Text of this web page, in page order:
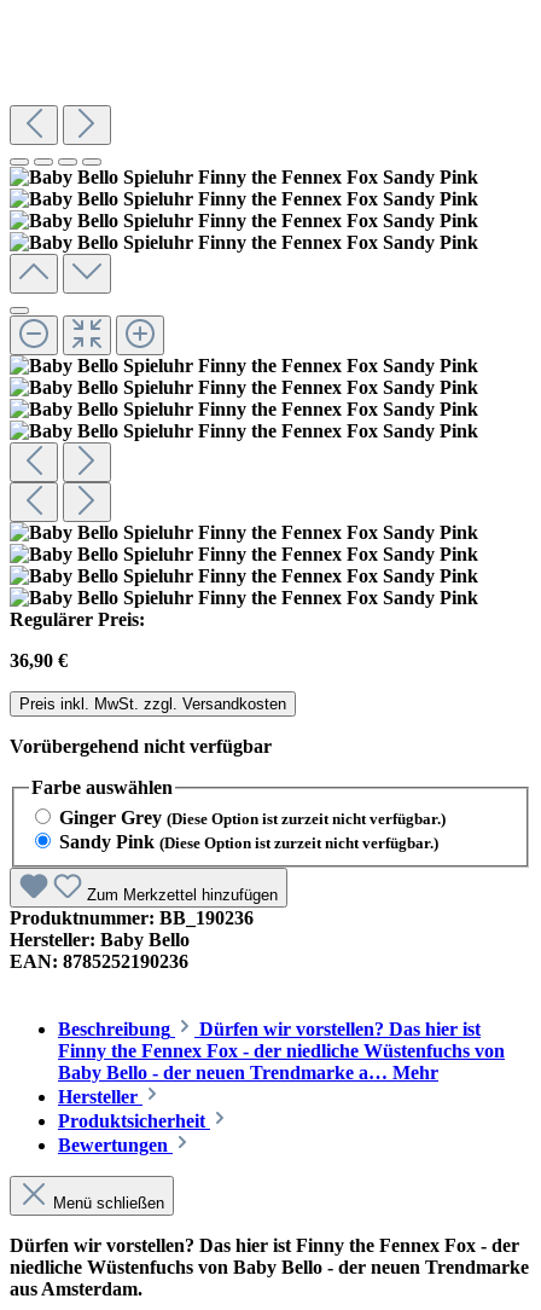
Regulärer Preis:
36,90 €
Preis inkl. MwSt. zzgl. Versandkosten
Vorübergehend nicht verfügbar
Farbe auswählen
Ginger Grey (Diese Option ist zurzeit nicht verfügbar.)
Sandy Pink (Diese Option ist zurzeit nicht verfügbar.)
Zum Merkzettel hinzufügen
Produktnummer: BB_190236
Hersteller: Baby Bello
EAN: 8785252190236
Beschreibung
Dürfen wir vorstellen? Das hier ist
Finny the Fennex Fox - der niedliche Wüstenfuchs von
Baby Bello - der neuen Trendmarke a… Mehr
Hersteller
Produktsicherheit
Bewertungen
Menü schließen
Dürfen wir vorstellen? Das hier ist Finny the Fennex Fox - der
niedliche Wüstenfuchs von Baby Bello - der neuen Trendmarke
aus Amsterdam.